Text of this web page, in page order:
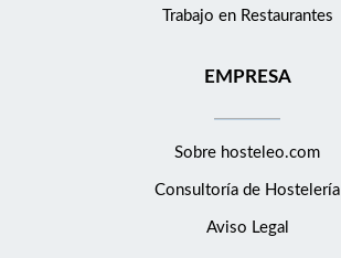
Trabajo en Restaurantes
EMPRESA
Sobre hosteleo.com
Consultoría de Hostelería
Aviso Legal